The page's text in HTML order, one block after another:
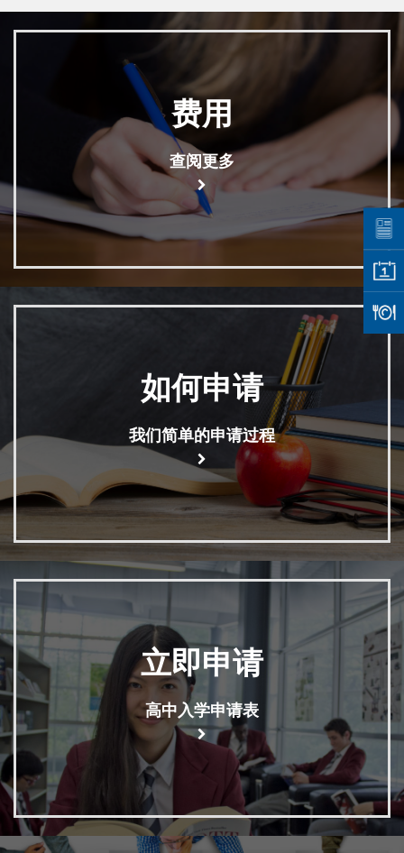
费用
查阅更多
如何申请
我们简单的申请过程
立即申请
高中入学申请表